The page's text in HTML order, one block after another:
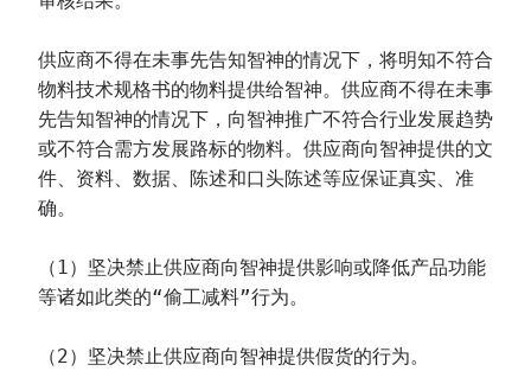
供应商不得在未事先告知智神的情况下，将明知不符合
物料技术规格书的物料提供给智神。供应商不得在未事
先告知智神的情况下，向智神推广不符合行业发展趋势
或不符合需方发展路标的物料。供应商向智神提供的文
件、资料、数据、陈述和口头陈述等应保证真实、准
确。
（1）坚决禁止供应商向智神提供影响或降低产品功能
等诸如此类的“偷工减料”行为。
（2）坚决禁止供应商向智神提供假货的行为。